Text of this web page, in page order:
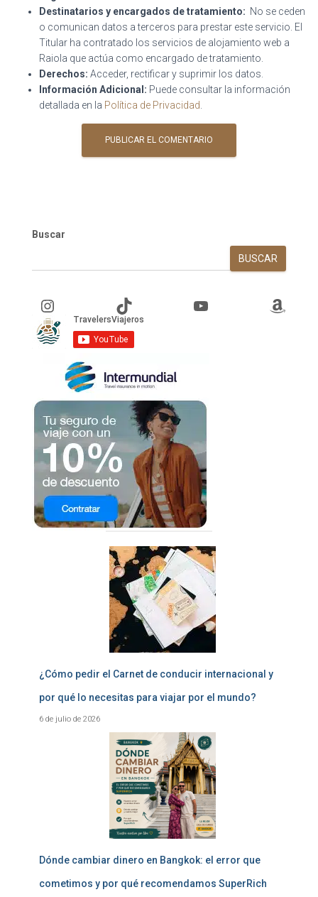
Destinatarios y encargados de tratamiento: No se ceden
o comunican datos a terceros para prestar este servicio. El
Titular ha contratado los servicios de alojamiento web a
Raiola que actúa como encargado de tratamiento.
Derechos: Acceder, rectificar y suprimir los datos.
Información Adicional: Puede consultar la información
detallada en la Política de Privacidad
Buscar
BUSCAR
Instagram TikTok YouTube Amazon
¿Cómo pedir el Carnet de conducir internacional y
por qué lo necesitas para viajar por el mundo?
6 de julio de 2026
Dónde cambiar dinero en Bangkok: el error que
cometimos y por qué recomendamos SuperRich